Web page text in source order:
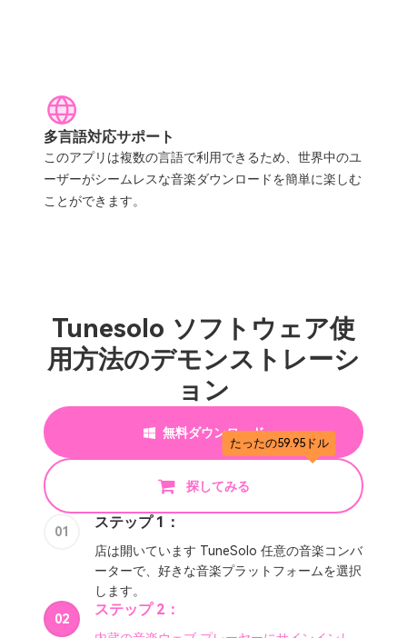
多言語対応サポート
このアプリは複数の言語で利用できるため、世界中のユ
ーザーがシームレスな音楽ダウンロードを簡単に楽しむ
ことができます。
Tunesolo ソフトウェア使
用方法のデモンストレーシ
ョン
たったの59.95ドル
ステップ 1：
ーターで、好きな音楽プラットフォームを選択
します。
ステップ 2：